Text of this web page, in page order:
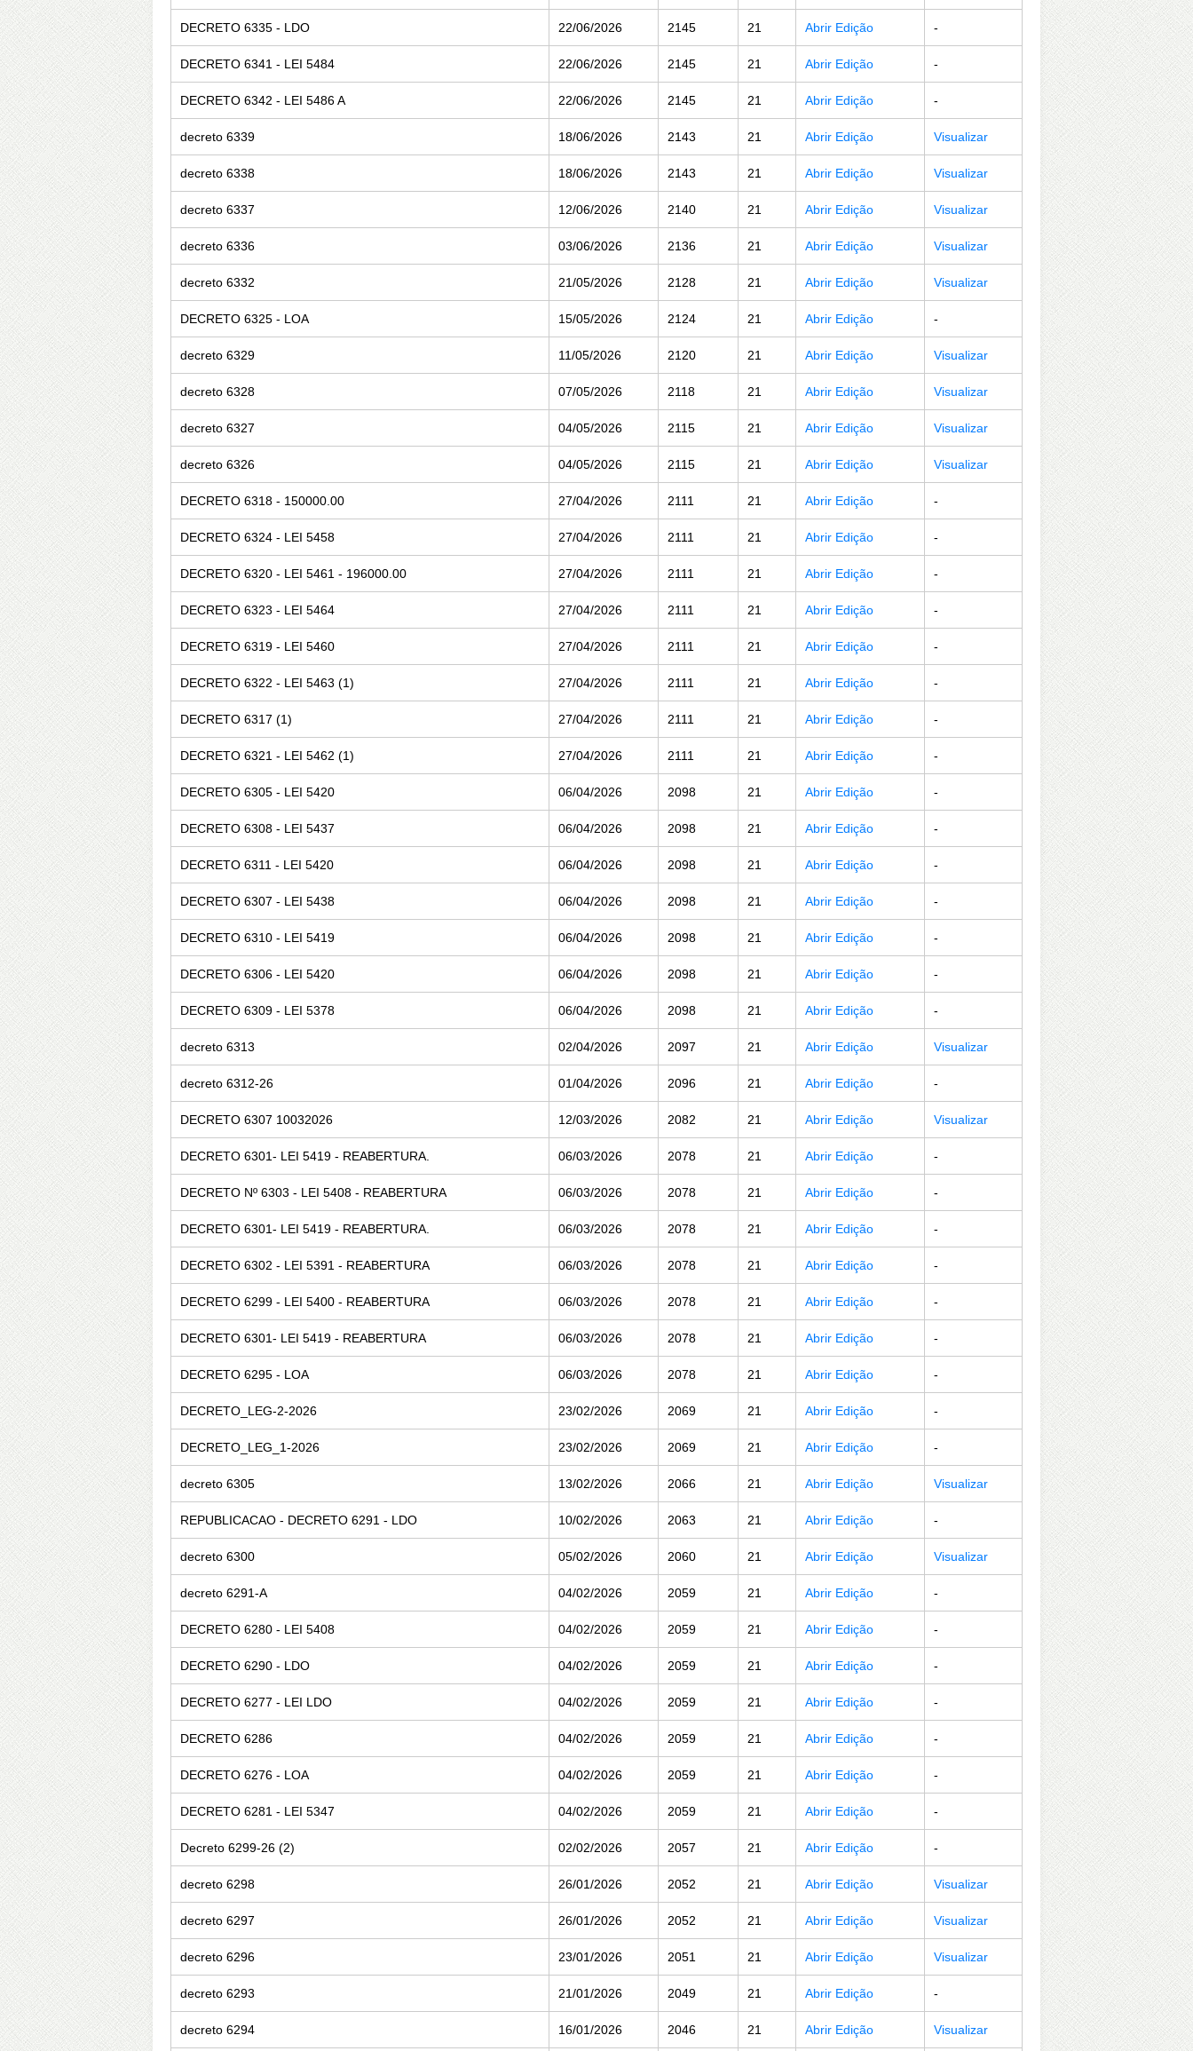
DECRETO 6335 - LDO 22/06/2026 2145 21 Abrir Edição -
DECRETO 6341 - LEI 5484 22/06/2026 2145 21 Abrir Edição -
DECRETO 6342 - LEI 5486 A 22/06/2026 2145 21 Abrir Edição -
decreto 6339 18/06/2026 2143 21 Abrir Edição Visualizar
decreto 6338 18/06/2026 2143 21 Abrir Edição Visualizar
decreto 6337 12/06/2026 2140 21 Abrir Edição Visualizar
decreto 6336 03/06/2026 2136 21 Abrir Edição Visualizar
decreto 6332 21/05/2026 2128 21 Abrir Edição Visualizar
DECRETO 6325 - LOA 15/05/2026 2124 21 Abrir Edição -
decreto 6329 11/05/2026 2120 21 Abrir Edição Visualizar
decreto 6328 07/05/2026 2118 21 Abrir Edição Visualizar
decreto 6327 04/05/2026 2115 21 Abrir Edição Visualizar
decreto 6326 04/05/2026 2115 21 Abrir Edição Visualizar
DECRETO 6318 - 150000.00 27/04/2026 2111 21 Abrir Edição -
DECRETO 6324 - LEI 5458 27/04/2026 2111 21 Abrir Edição -
DECRETO 6320 - LEI 5461 - 196000.00 27/04/2026 2111 21 Abrir Edição -
DECRETO 6323 - LEI 5464 27/04/2026 2111 21 Abrir Edição -
DECRETO 6319 - LEI 5460 27/04/2026 2111 21 Abrir Edição -
DECRETO 6322 - LEI 5463 (1) 27/04/2026 2111 21 Abrir Edição -
DECRETO 6317 (1) 27/04/2026 2111 21 Abrir Edição -
DECRETO 6321 - LEI 5462 (1) 27/04/2026 2111 21 Abrir Edição -
DECRETO 6305 - LEI 5420 06/04/2026 2098 21 Abrir Edição -
DECRETO 6308 - LEI 5437 06/04/2026 2098 21 Abrir Edição -
DECRETO 6311 - LEI 5420 06/04/2026 2098 21 Abrir Edição -
DECRETO 6307 - LEI 5438 06/04/2026 2098 21 Abrir Edição -
DECRETO 6310 - LEI 5419 06/04/2026 2098 21 Abrir Edição -
DECRETO 6306 - LEI 5420 06/04/2026 2098 21 Abrir Edição -
DECRETO 6309 - LEI 5378 06/04/2026 2098 21 Abrir Edição -
decreto 6313 02/04/2026 2097 21 Abrir Edição Visualizar
decreto 6312-26 01/04/2026 2096 21 Abrir Edição -
DECRETO 6307 10032026 12/03/2026 2082 21 Abrir Edição Visualizar
DECRETO 6301- LEI 5419 - REABERTURA. 06/03/2026 2078 21 Abrir Edição -
DECRETO Nº 6303 - LEI 5408 - REABERTURA 06/03/2026 2078 21 Abrir Edição -
DECRETO 6301- LEI 5419 - REABERTURA. 06/03/2026 2078 21 Abrir Edição -
DECRETO 6302 - LEI 5391 - REABERTURA 06/03/2026 2078 21 Abrir Edição -
DECRETO 6299 - LEI 5400 - REABERTURA 06/03/2026 2078 21 Abrir Edição -
DECRETO 6301- LEI 5419 - REABERTURA 06/03/2026 2078 21 Abrir Edição -
DECRETO 6295 - LOA 06/03/2026 2078 21 Abrir Edição -
DECRETO_LEG-2-2026 23/02/2026 2069 21 Abrir Edição -
DECRETO_LEG_1-2026 23/02/2026 2069 21 Abrir Edição -
decreto 6305 13/02/2026 2066 21 Abrir Edição Visualizar
REPUBLICACAO - DECRETO 6291 - LDO 10/02/2026 2063 21 Abrir Edição -
decreto 6300 05/02/2026 2060 21 Abrir Edição Visualizar
decreto 6291-A 04/02/2026 2059 21 Abrir Edição -
DECRETO 6280 - LEI 5408 04/02/2026 2059 21 Abrir Edição -
DECRETO 6290 - LDO 04/02/2026 2059 21 Abrir Edição -
DECRETO 6277 - LEI LDO 04/02/2026 2059 21 Abrir Edição -
DECRETO 6286 04/02/2026 2059 21 Abrir Edição -
DECRETO 6276 - LOA 04/02/2026 2059 21 Abrir Edição -
DECRETO 6281 - LEI 5347 04/02/2026 2059 21 Abrir Edição -
Decreto 6299-26 (2) 02/02/2026 2057 21 Abrir Edição -
decreto 6298 26/01/2026 2052 21 Abrir Edição Visualizar
decreto 6297 26/01/2026 2052 21 Abrir Edição Visualizar
decreto 6296 23/01/2026 2051 21 Abrir Edição Visualizar
decreto 6293 21/01/2026 2049 21 Abrir Edição -
decreto 6294 16/01/2026 2046 21 Abrir Edição Visualizar